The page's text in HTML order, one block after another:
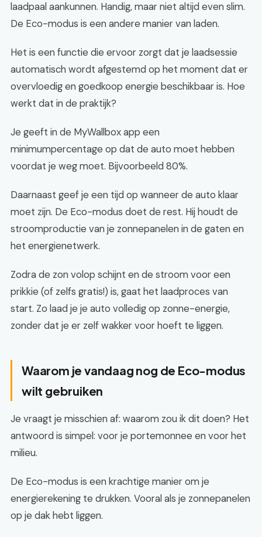
laadpaal aankunnen. Handig, maar niet altijd even slim.
De Eco-modus is een andere manier van laden.
Het is een functie die ervoor zorgt dat je laadsessie
automatisch wordt afgestemd op het moment dat er
overvloedig en goedkoop energie beschikbaar is. Hoe
werkt dat in de praktijk?
Je geeft in de MyWallbox app een
minimumpercentage op dat de auto moet hebben
voordat je weg moet. Bijvoorbeeld 80%.
Daarnaast geef je een tijd op wanneer de auto klaar
moet zijn. De Eco-modus doet de rest. Hij houdt de
stroomproductie van je zonnepanelen in de gaten en
het energienetwerk.
Zodra de zon volop schijnt en de stroom voor een
prikkie (of zelfs gratis!) is, gaat het laadproces van
start. Zo laad je je auto volledig op zonne-energie,
zonder dat je er zelf wakker voor hoeft te liggen.
Waarom je vandaag nog de Eco-modus
wilt gebruiken
Je vraagt je misschien af: waarom zou ik dit doen? Het
antwoord is simpel: voor je portemonnee en voor het
milieu.
De Eco-modus is een krachtige manier om je
energierekening te drukken. Vooral als je zonnepanelen
op je dak hebt liggen.